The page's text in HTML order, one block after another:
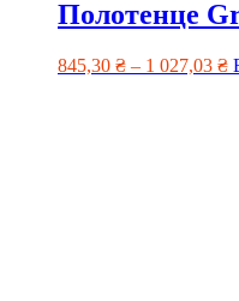
Полотенце
845,30 ₴ – 1 027,03 ₴